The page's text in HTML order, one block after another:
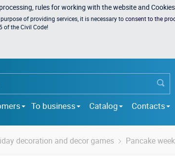
rules for working with the website and Cookies
of providing services, it is necessary toconsent to the
of the Civil Code!
To business Catalog Contacts
decoration and decor games Pancake week